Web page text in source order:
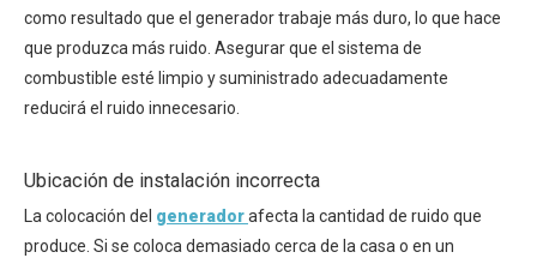
como resultado que el generador trabaje más duro, lo que hace
que produzca más ruido. Asegurar que el sistema de
combustible esté limpio y suministrado adecuadamente
reducirá el ruido innecesario.
Ubicación de instalación incorrecta
La colocación del generadorafecta la cantidad de ruido que
produce. Si se coloca demasiado cerca de la casa o en un